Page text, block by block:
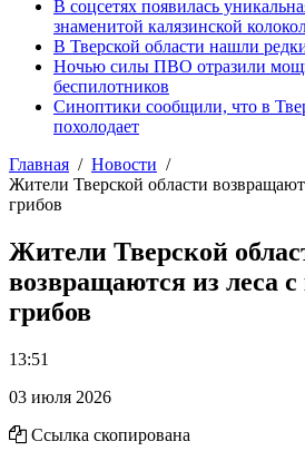
В соцсетях появилась
знаменитой калязинской
В Тверской области нашли
Ночью силы ПВО отразили
беспилотников
Синоптики сообщили, что в
похолодает
Главная
Новости
Жители Тверской области
грибов
Жители Тверской
возвращаются из леса
грибов
13:51
03 июля 2026
Ссылка скопирована